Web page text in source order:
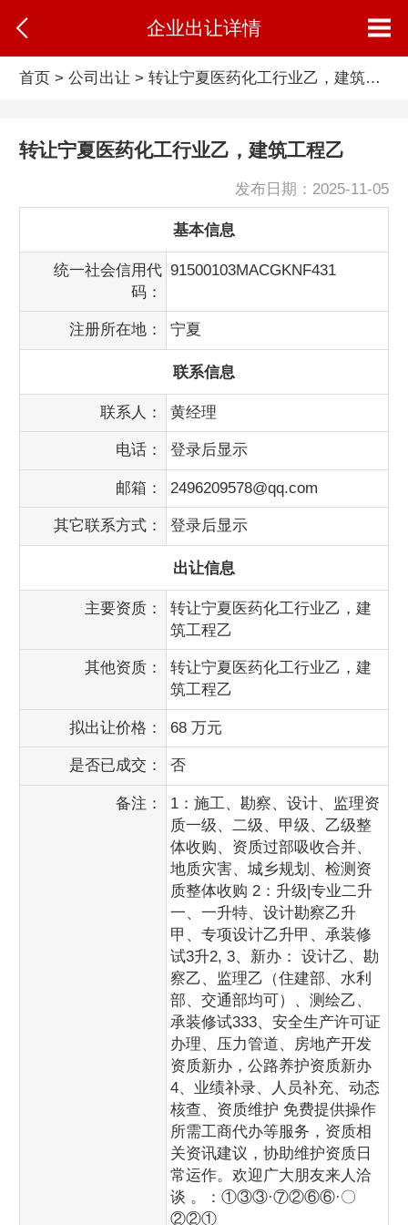
企业出让详情
首页> 公司出让 > 转让宁夏医药化工行业乙，建筑工程乙的出让信息
转让宁夏医药化工行业乙，建筑工程乙
发布日期：2025-11-05
基本信息
统一社会信用代
码：
91500103MACGKNF431
注册所在地： 宁夏
联系信息
联系人： 黄经理
电话： 登录后显示
邮箱： 2496209578@qq.com
其它联系方式： 登录后显示
出让信息
主要资质：
转让宁夏医药化工行业乙，建
筑工程乙
其他资质：
转让宁夏医药化工行业乙，建
筑工程乙
拟出让价格： 68 万元
是否已成交： 否
备注：
1：施工、勘察、设计、监理资
质一级、二级、甲级、乙级整
体收购、资质过部吸收合并、
地质灾害、城乡规划、检测资
质整体收购 2：升级|专业二升
一、一升特、设计勘察乙升
甲、专项设计乙升甲、承装修
试3升2, 3、新办： 设计乙、勘
察乙、监理乙（住建部、水利
部、交通部均可）、测绘乙、
承装修试333、安全生产许可证
办理、压力管道、房地产开发
资质新办，公路养护资质新办
4、业绩补录、人员补充、动态
核查、资质维护 免费提供操作
所需工商代办等服务，资质相
关资讯建议，协助维护资质日
常运作。欢迎广大朋友来人洽
谈 。：①③③·⑦②⑥⑥·〇
②②①